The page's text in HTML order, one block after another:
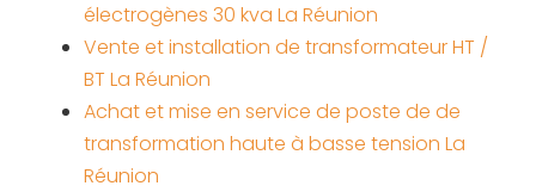
électrogènes 30 kva La Réunion
Vente et installation de transformateur HT /
BT La Réunion
Achat et mise en service de poste de de
transformation haute à basse tension La
Réunion